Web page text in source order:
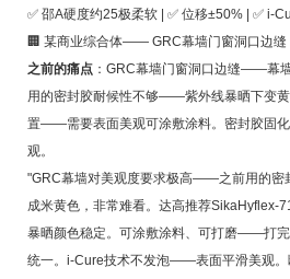
✅ 邵A硬度约25极柔软 | ✅ 位移±50% | ✅ i-
🏢 某商业综合体—— GRC幕墙门窗洞口边缝
之前的痛点：GRC幕墙门窗洞口边缝——幕
用的密封胶耐候性不够——紫外线暴晒下变
置——需要表面美观可涂敷涂料。密封胶固
观。
"GRC幕墙对美观度要求极高——之前用的密
成米黄色，非常难看。达高推荐
暴晒颜色稳定。可涂敷涂料、可打磨——打
统一。i-Cure技术不发泡——表面平滑美观